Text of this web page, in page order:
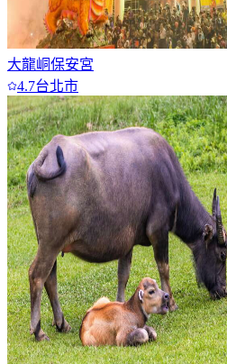
大龍峒保安宮
4.7台北市